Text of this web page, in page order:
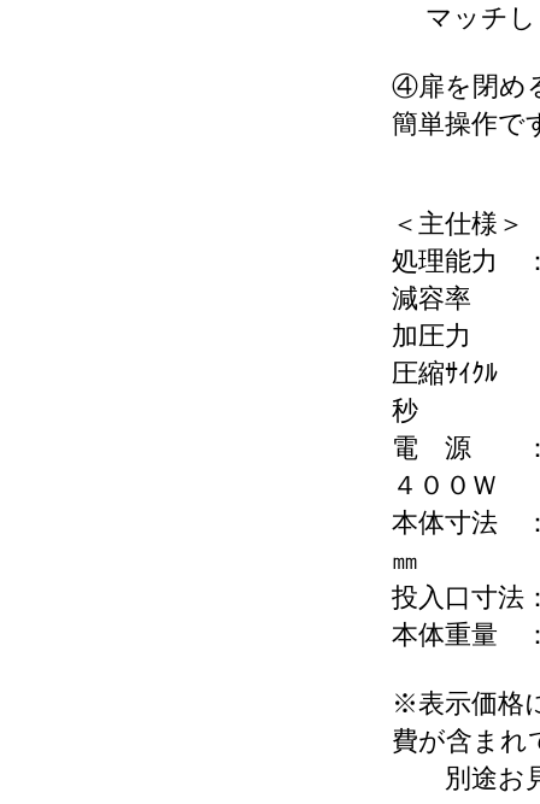
マッチし
④扉を閉め
簡単操作で
＜主仕様＞
処理能力
減容率
加圧力
圧縮ｻｲｸﾙ
秒
電 源 ：
４００Ｗ
本体寸法
㎜
投入口寸法
本体重量
※表示価格
費が含まれ
別途お見